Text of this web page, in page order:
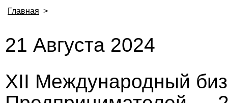
Главная >
21 Августа 2024
XII Международный